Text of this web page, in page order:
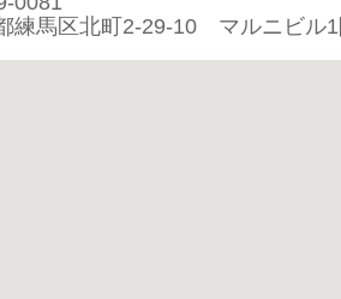
練馬区北町2-29-10 マルニビル